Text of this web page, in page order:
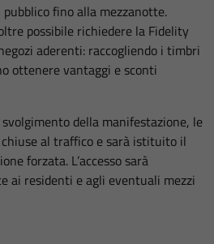
fino alla mezzanotte.
possibile richiedere la Fidelity
aderenti: raccogliendo i timbri
ottenere vantaggi e sconti
della manifestazione, le
al traffico e sarà istituito il
forzata. L’accesso sarà
ai residenti e agli eventuali mezzi